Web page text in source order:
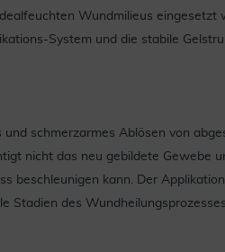
Wundmilieus
System und die stabile
schmerzarmes Ablösen von
nicht das neu gebildete Gewebe
beschleunigen kann. Der
Stadien des